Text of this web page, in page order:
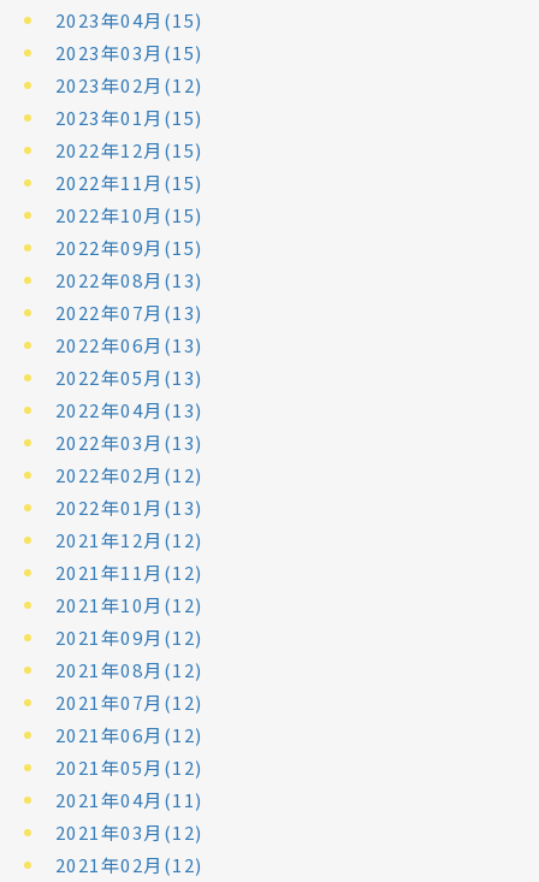
2023年04月(15)
2023年03月(15)
2023年02月(12)
2023年01月(15)
2022年12月(15)
2022年11月(15)
2022年10月(15)
2022年09月(15)
2022年08月(13)
2022年07月(13)
2022年06月(13)
2022年05月(13)
2022年04月(13)
2022年03月(13)
2022年02月(12)
2022年01月(13)
2021年12月(12)
2021年11月(12)
2021年10月(12)
2021年09月(12)
2021年08月(12)
2021年07月(12)
2021年06月(12)
2021年05月(12)
2021年04月(11)
2021年03月(12)
2021年02月(12)